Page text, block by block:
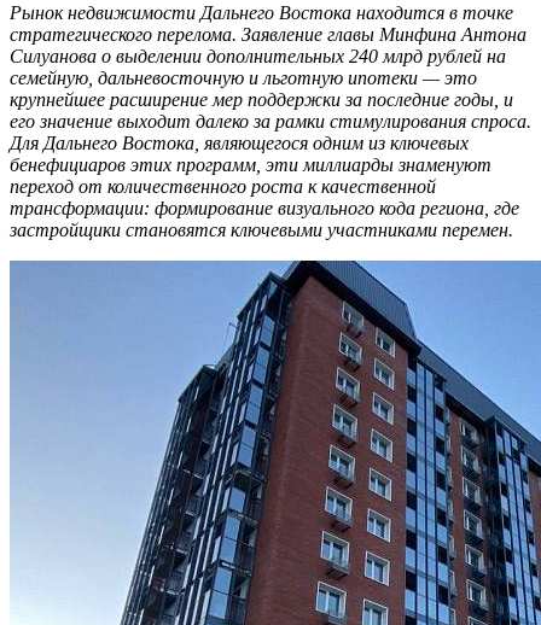
Рынок недвижимости Дальнего Востока находится в точке
стратегического перелома. Заявление главы Минфина Антона
Силуанова о выделении дополнительных 240 млрд рублей на
семейную, дальневосточную и льготную ипотеки — это
крупнейшее расширение мер поддержки за последние годы, и
его значение выходит далеко за рамки стимулирования спроса.
Для Дальнего Востока, являющегося одним из ключевых
бенефициаров этих программ, эти миллиарды знаменуют
переход от количественного роста к качественной
трансформации: формирование визуального кода региона, где
застройщики становятся ключевыми участниками перемен.